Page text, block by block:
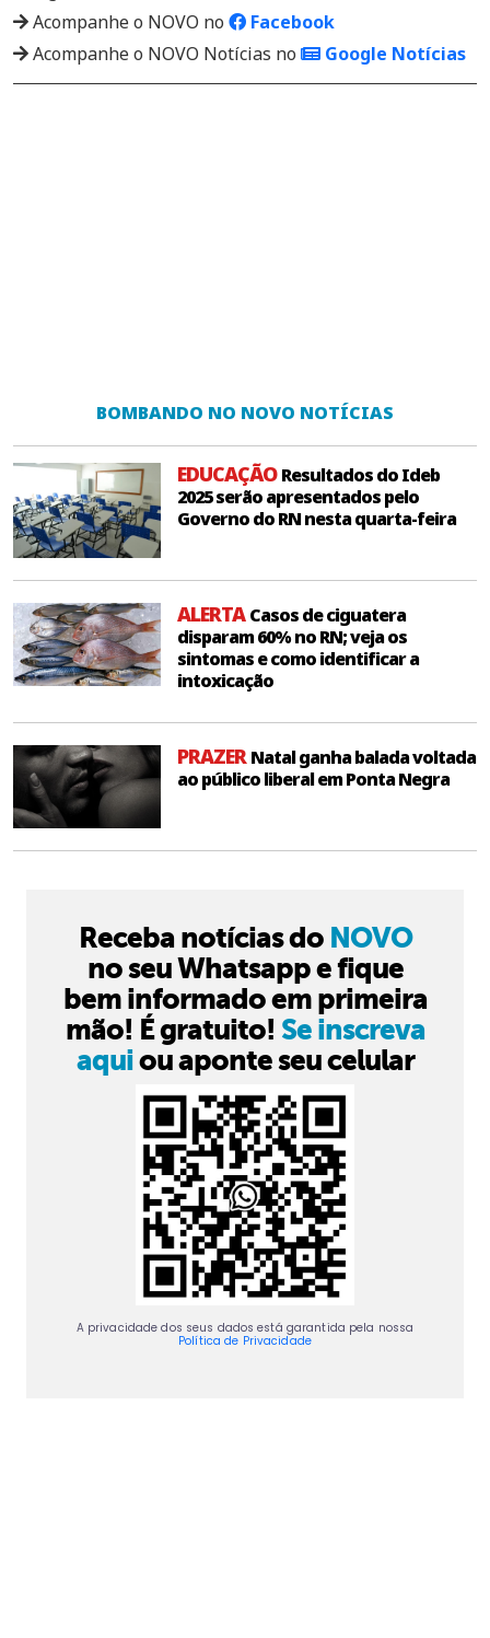
Acompanhe o NOVO no
Facebook
Acompanhe o NOVO Notícias no
Google Notícias
BOMBANDO NO NOVO NOTÍCIAS
EDUCAÇÃOResultados do Ideb
2025 serão apresentados pelo
Governo do RN nesta quarta-feira
ALERTACasos de ciguatera
disparam 60% no RN; veja os
sintomas e como identificar a
intoxicação
PRAZERNatal ganha balada voltada
ao público liberal em Ponta Negra
Receba notícias do NOVO
no seu Whatsapp e fique
bem informado em primeira
mão! É gratuito! Se inscreva
aquiou aponte seu celular
A privacidade dos seus dados está garantida pela nossa
Política de Privacidade